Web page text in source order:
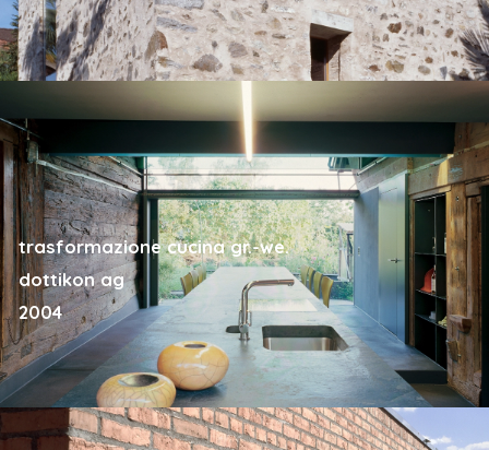
trasformazione cucina gr.-we.
dottikon ag
2004